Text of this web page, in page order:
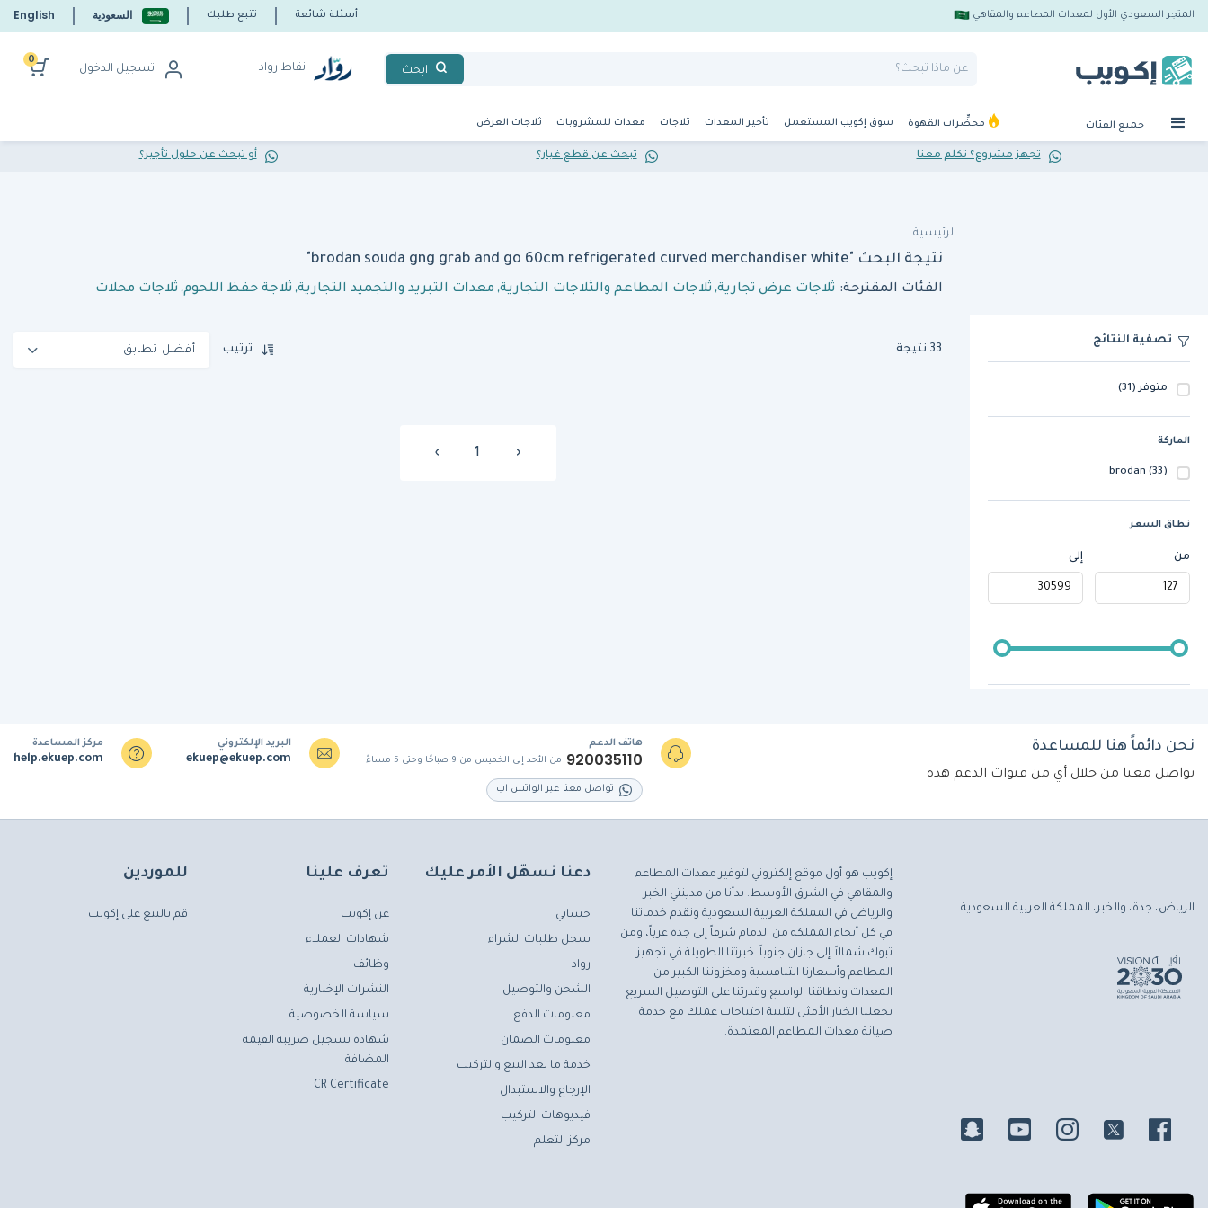
المتجر السعودي الأول لمعدات المطاعم والمقاهي أسئلة شائعة تتبع طلبك السعودية English
ابحث نقاط رواد تسجيل الدخول
0
جميع الفئات محضِّرات القهوة سوق إكويب المستعمل تأجير المعدات ثلاجات معدات للمشروبات ثلاجات العرض
تجهز مشروع؟ تكلم معنا تبحث عن قطع غيار؟ أو تبحث عن حلول تأجير؟
الرئيسية
نتيجة البحث "brodan souda gng grab and go 60cm refrigerated curved merchandiser white"
الفئات المقترحة: ثلاجات عرض تجارية, ثلاجات المطاعم والثلاجات التجارية, معدات التبريد والتجميد التجارية, ثلاجة حفظ اللحوم, ثلاجات محلات
تصفية النتائج
متوفر(31)
الماركة
brodan (33)
نطاق السعر
من إلى
33 نتيجة ترتيب أفضل تطابق
‹
1
›
نحن دائماً هنا للمساعدة
تواصل معنا من خلال أي من قنوات الدعم هذه
هاتف الدعم
920035110 من الأحد إلى الخميس من 9 صباحًا وحتى 5 مساءً
تواصل معنا عبر الواتس اب
البريد الإلكتروني
ekuep@ekuep.com
مركز المساعدة
help.ekuep.com
الرياض، جدة، والخبر، المملكة العربية السعودية
إكويب هو أول موقع إلكتروني لتوفير معدات المطاعم
والمقاهي في الشرق الأوسط. بدأنا من مدينتي الخبر
والرياض في المملكة العربية السعودية ونقدم خدماتنا
في كل أنحاء المملكة من الدمام شرقاً إلى جدة غرباً، ومن
تبوك شمالاً إلى جازان جنوباً. خبرتنا الطويلة في تجهيز
المطاعم وأسعارنا التنافسية ومخزوننا الكبير من
المعدات ونطاقنا الواسع وقدرتنا على التوصيل السريع
يجعلنا الخيار الأمثل لتلبية احتياجات عملك مع خدمة
صيانة معدات المطاعم المعتمدة.
دعنا نسهّل الأمر عليك
حسابي
سجل طلبات الشراء
رواد
الشحن والتوصيل
معلومات الدفع
معلومات الضمان
خدمة ما بعد البيع والتركيب
الإرجاع والاستبدال
فيديوهات التركيب
مركز التعلم
تعرف علينا
عن إكويب
شهادات العملاء
وظائف
النشرات الإخبارية
سياسة الخصوصية
شهادة تسجيل ضريبة القيمة
المضافة
CR Certificate
للموردين
قم بالبيع على إكويب